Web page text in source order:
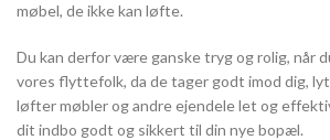
møbel, de ikke kan løfte.
Du kan derfor være ganske tryg og rolig, når
vores flyttefolk, da de tager godt imod dig,
løfter møbler og andre ejendele let og
dit indbo godt og sikkert til din nye bopæl.